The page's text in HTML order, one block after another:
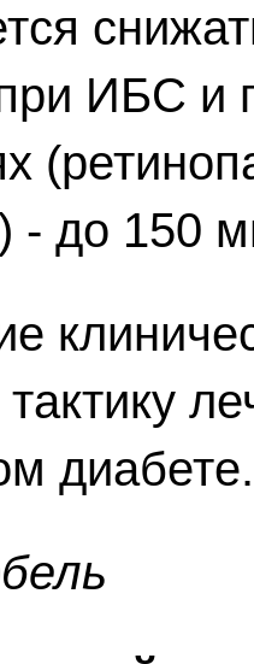
ИБС и
- до 150
диабете.